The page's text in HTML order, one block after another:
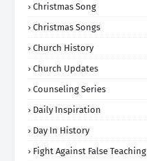
Christmas Song
Christmas Songs
Church History
Church Updates
Counseling Series
Daily Inspiration
Day In History
Fight Against False Teaching